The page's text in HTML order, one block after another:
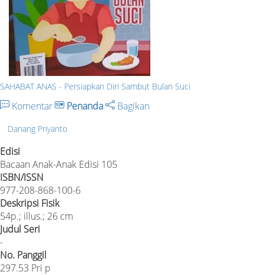
SAHABAT ANAS - Persiapkan Diri Sambut Bulan Suci
Komentar Penanda Bagikan
Danang Priyanto
Edisi
Bacaan Anak-Anak Edisi 105
ISBN/ISSN
977-208-868-100-6
Deskripsi Fisik
54p.; illus.; 26 cm
Judul Seri
-
No. Panggil
297.53 Pri p